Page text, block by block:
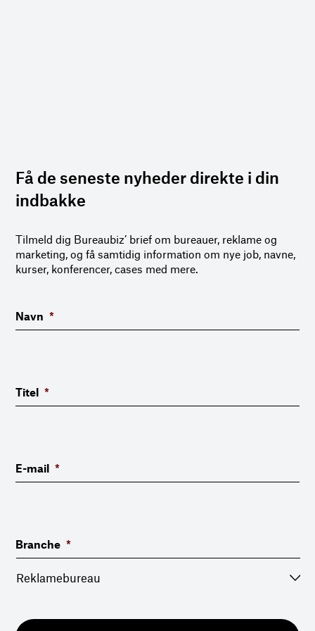
Få de seneste nyheder direkte i din
indbakke
Tilmeld dig Bureaubiz’ brief om bureauer, reklame og
marketing, og få samtidig information om nye job, navne,
kurser, konferencer, cases med mere.
Navn *
Titel *
E-mail *
Branche *